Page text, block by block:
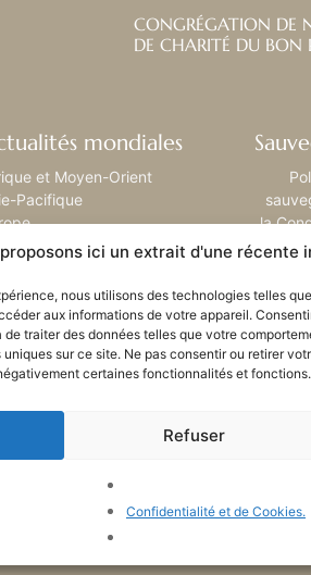
ici un extrait d'une récente
nous utilisons des technologies telles que
aux informations de votre appareil.
traiter des données telles que votre
sur ce site. Ne pas consentir ou retirer
certaines fonctionnalités et fonctions.
Refuser
Confidentialité et de Cookies.
CONGRÉGATION DE
DE CHARITÉ DU BON
mondiales
et Moyen-Orient
Pacifique
latine
la